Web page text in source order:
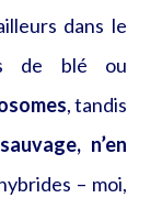
dans le
de blé ou
, tandis
n’en
– moi,